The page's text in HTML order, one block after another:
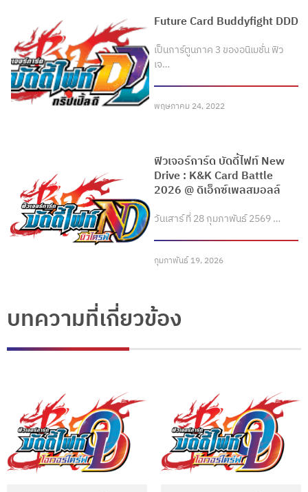
Future Card Buddyfight DDD
เป็นการ์ตูนภาค 3 ของอนิเมชั่น ฟิว
เจ…
พฤษภาคม 24, 2022
ฟิวเจอร์การ์ด บัดดี้ไฟท์ New
Drive : K&K Card Battle
2026 @ ดิเอ็กซ์เพลสมอลล์
วันเสาร์ ที่ 28 กุมภาพันธ์ 2569 …
กุมภาพันธ์ 19, 2026
บทความที่เกี่ยวข้อง